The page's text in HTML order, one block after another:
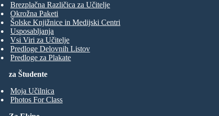
za Študente
Moja Učilnica
Photos For Class
Brezplačna Različica za Učitelje
Okrožna Paketi
Šolske Knjižnice in Medijski Centri
Usposabljanja
Vsi Viri za Učitelje
Predloge Delovnih Listov
Predloge za Plakate